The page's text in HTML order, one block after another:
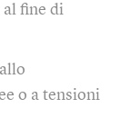
fine di
o a tensioni